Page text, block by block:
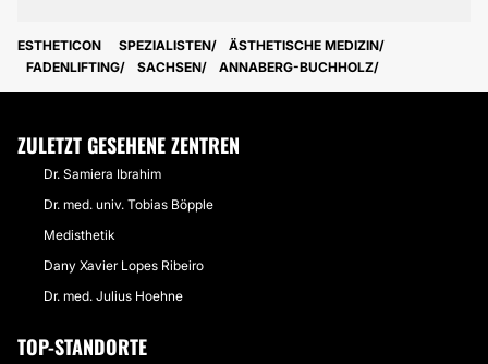
ESTHETICON SPEZIALISTEN
ÄSTHETISCHE MEDIZIN
FADENLIFTING
SACHSEN ANNABERG-BUCHHOLZ
ZULETZT GESEHENE ZENTREN
Dr. Samiera Ibrahim
Dr. med. univ. Tobias Böpple
Medisthetik
Dany Xavier Lopes Ribeiro
Dr. med. Julius Hoehne
TOP-STANDORTE